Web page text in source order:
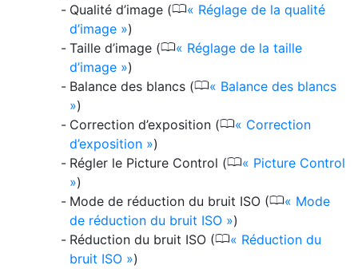
Qualité d’image (0
Réglage de la qualité
d’image
)
Taille d’image (0
Réglage de la taille
d’image
)
Balance des blancs (0
Balance des blancs
)
Correction d’exposition (0
Correction
d’exposition
)
Régler le Picture Control (0
Picture Control
)
Mode de réduction du bruit ISO (0
Mode
de réduction du bruit ISO
)
Réduction du bruit ISO (0
Réduction du
bruit ISO
)